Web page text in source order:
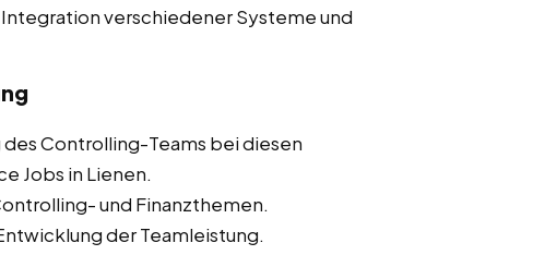
verschiedener Systeme und
Controlling-Teams bei diesen
Jobs in Lienen.
und Finanzthemen.
der Teamleistung.